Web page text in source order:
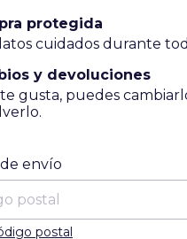
protegida
cuidados durante
y devoluciones
te gusta, puedes
el CP:
envío
postal